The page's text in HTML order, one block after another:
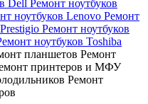
Dell Ремонт ноутбуков
ноутбуков Lenovo Ремонт
Ремонт ноутбуков
ноутбуков Toshiba
планшетов Ремонт
принтеров и МФУ
Ремонт